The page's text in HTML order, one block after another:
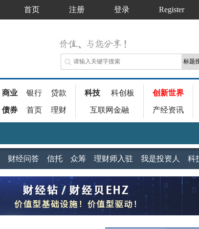
首页 注册 登录 Register
商业 银行 贷款
债券 首页 理财
科技 科创板
互联网金融
创新世界
产经资讯
财经问答 信托 众筹 理财师入驻 我是投资人 科